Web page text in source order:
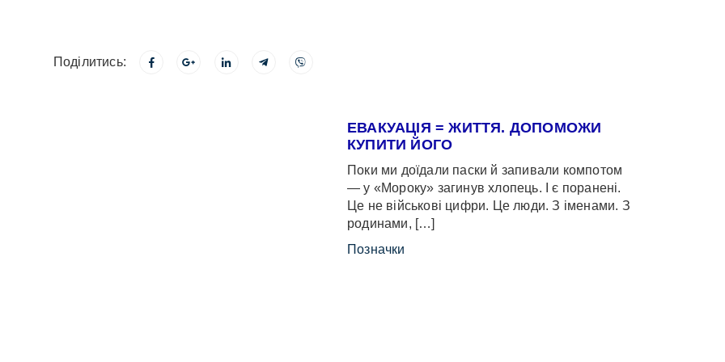
Поділитись:
ЕВАКУАЦІЯ = ЖИТТЯ. ДОПОМОЖИ
КУПИТИ ЙОГО
Поки ми доїдали паски й запивали компотом
— у «Мороку» загинув хлопець. І є поранені.
Це не військові цифри. Це люди. З іменами. З
родинами, […]
Позначки